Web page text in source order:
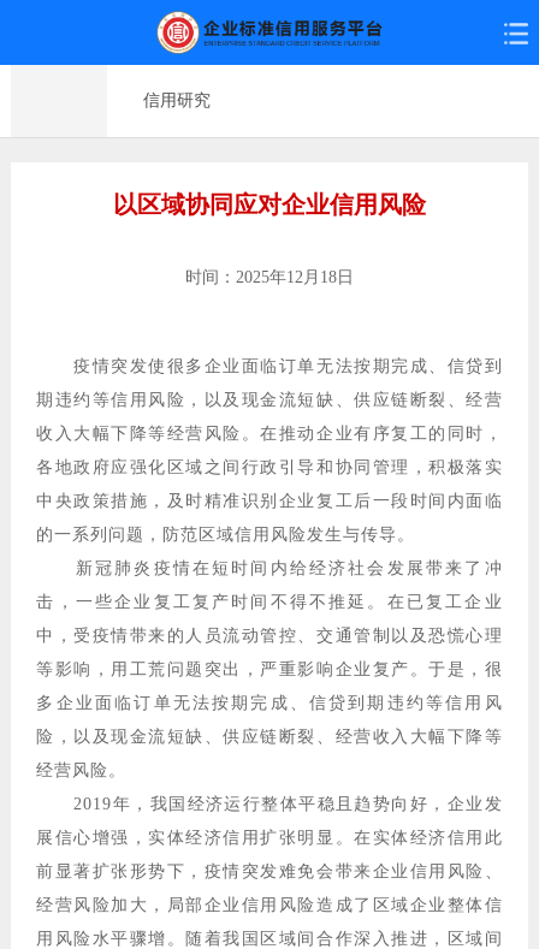
信用研究
以区域协同应对企业信用风险
时间：2025年12月18日
疫情突发使很多企业面临订单无法按期完成、信贷到
期违约等信用风险，以及现金流短缺、供应链断裂、经营
收入大幅下降等经营风险。在推动企业有序复工的同时，
各地政府应强化区域之间行政引导和协同管理，积极落实
中央政策措施，及时精准识别企业复工后一段时间内面临
的一系列问题，防范区域信用风险发生与传导。
新冠肺炎疫情在短时间内给经济社会发展带来了冲
击，一些企业复工复产时间不得不推延。在已复工企业
中，受疫情带来的人员流动管控、交通管制以及恐慌心理
等影响，用工荒问题突出，严重影响企业复产。于是，很
多企业面临订单无法按期完成、信贷到期违约等信用风
险，以及现金流短缺、供应链断裂、经营收入大幅下降等
经营风险。
2019年，我国经济运行整体平稳且趋势向好，企业发
展信心增强，实体经济信用扩张明显。在实体经济信用此
前显著扩张形势下，疫情突发难免会带来企业信用风险、
经营风险加大，局部企业信用风险造成了区域企业整体信
用风险水平骤增。随着我国区域间合作深入推进，区域间